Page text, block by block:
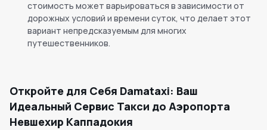
стоимость может варьироваться в зависимости от
дорожных условий и времени суток, что делает этот
вариант непредсказуемым для многих
путешественников.
Откройте для Себя Damataxi: Ваш
Идеальный Сервис Такси до Аэропорта
Невшехир Каппадокия